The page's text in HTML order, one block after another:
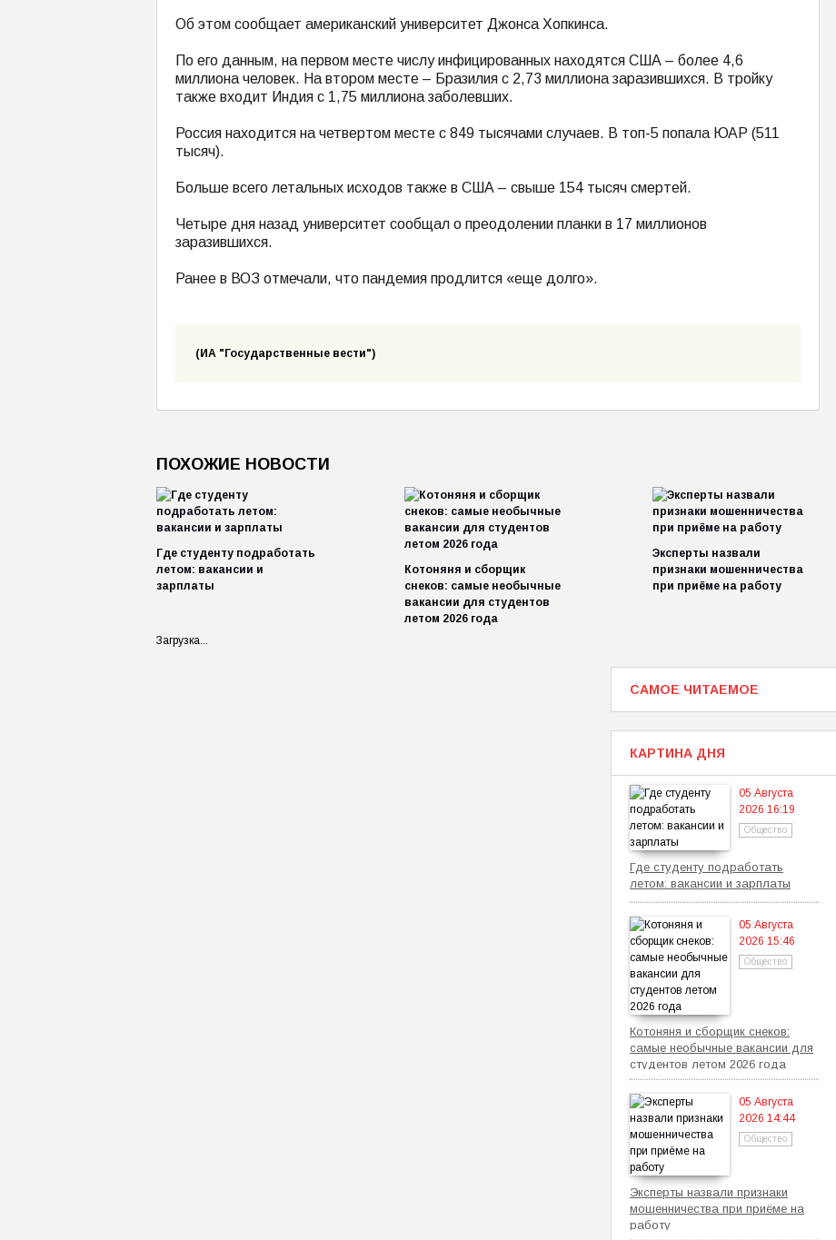
Об этом сообщает американский университет Джонса Хопкинса.
По его данным, на первом месте числу инфицированных находятся США – более 4,6
миллиона человек. На втором месте – Бразилия с 2,73 миллиона заразившихся. В тройку
также входит Индия с 1,75 миллиона заболевших.
Россия находится на четвертом месте с 849 тысячами случаев. В топ-5 попала ЮАР (511
тысяч).
Больше всего летальных исходов также в США – свыше 154 тысяч смертей.
Четыре дня назад университет сообщал о преодолении планки в 17 миллионов
заразившихся.
Ранее в ВОЗ отмечали, что пандемия продлится «еще долго».
(ИА "Государственные вести")
ПОХОЖИЕ НОВОСТИ
Где студенту подработать
летом: вакансии и
зарплаты
Котоняня и сборщик
снеков: самые необычные
вакансии для студентов
летом 2026 года
Эксперты назвали
признаки мошенничества
при приёме на работу
Загрузка...
САМОЕ ЧИТАЕМОЕ
КАРТИНА ДНЯ
05 Августа
2026 16:19
Общество
Где студенту подработать
летом: вакансии и зарплаты
05 Августа
2026 15:46
Общество
Котоняня и сборщик снеков:
самые необычные вакансии для
студентов летом 2026 года
05 Августа
2026 14:44
Общество
Эксперты назвали признаки
мошенничества при приёме на
работу